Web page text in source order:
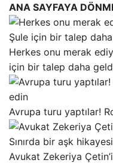
ANA SAYFAYA
Herkes onu merak
için bir talep daha
Avrupa turu yaptılar!
Avukat Zekeriya